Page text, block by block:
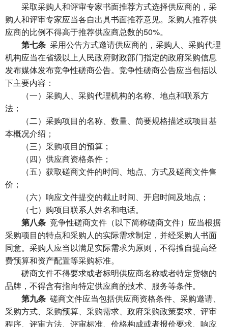
采取采购人和评审专家书面推荐方式选择供应商的，采
购人和评审专家应当各自出具书面推荐意见。采购人推荐供
应商的比例不得高于推荐供应商总数的50%。
第七条 采用公告方式邀请供应商的，采购人、采购代理
机构应当在省级以上人民政府财政部门指定的政府采购信息
发布媒体发布竞争性磋商公告。竞争性磋商公告应当包括以
下主要内容：
（一）采购人、采购代理机构的名称、地点和联系方
法；
（二）采购项目的名称、数量、简要规格描述或项目基
本概况介绍；
（三）采购项目的预算；
（四）供应商资格条件；
（五）获取磋商文件的时间、地点、方式及磋商文件售
价；
（六）响应文件提交的截止时间、开启时间及地点；
（七）购项目联系人姓名和电话。
第八条 竞争性磋商文件（以下简称磋商文件）应当根据
采购项目的特点和采购人的实际需求制定，并经采购人书面
同意。采购人应当以满足实际需求为原则，不得擅自提高经
费预算和资产配置等采购标准。
磋商文件不得要求或者标明供应商名称或者特定货物的
品牌，不得含有指向特定供应商的技术、服务等条件。
第九条 磋商文件应当包括供应商资格条件、采购邀请、
采购方式、采购预算、采购需求、政府采购政策要求、评审
程序、评审方法、评审标准、价格构成或者报价要求、响应